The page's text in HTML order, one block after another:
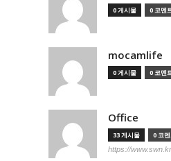
0 게시물 0 코멘
mocamlife
0 게시물 0 코멘
Office
33 게시물 0 코
https://